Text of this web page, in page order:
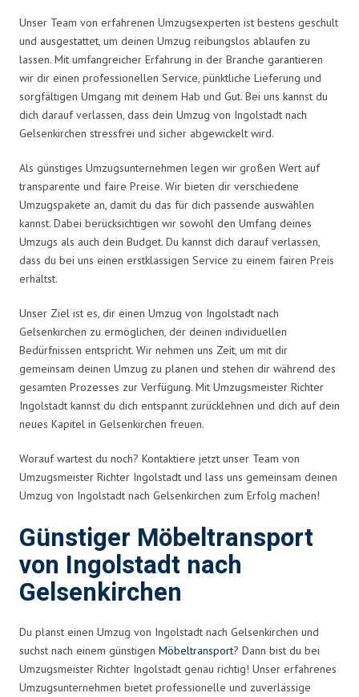
Unser Team von erfahrenen Umzugsexperten ist bestens geschult
und ausgestattet, um deinen Umzug reibungslos ablaufen zu
lassen. Mit umfangreicher Erfahrung in der Branche garantieren
wir dir einen professionellen Service, pünktliche Lieferung und
sorgfältigen Umgang mit deinem Hab und Gut. Bei uns kannst du
dich darauf verlassen, dass dein Umzug von Ingolstadt nach
Gelsenkirchen stressfrei und sicher abgewickelt wird.
Als günstiges Umzugsunternehmen legen wir großen Wert auf
transparente und faire Preise. Wir bieten dir verschiedene
Umzugspakete an, damit du das für dich passende auswählen
kannst. Dabei berücksichtigen wir sowohl den Umfang deines
Umzugs als auch dein Budget. Du kannst dich darauf verlassen,
dass du bei uns einen erstklassigen Service zu einem fairen Preis
erhältst.
Unser Ziel ist es, dir einen Umzug von Ingolstadt nach
Gelsenkirchen zu ermöglichen, der deinen individuellen
Bedürfnissen entspricht. Wir nehmen uns Zeit, um mit dir
gemeinsam deinen Umzug zu planen und stehen dir während des
gesamten Prozesses zur Verfügung. Mit Umzugsmeister Richter
Ingolstadt kannst du dich entspannt zurücklehnen und dich auf dein
neues Kapitel in Gelsenkirchen freuen.
Worauf wartest du noch? Kontaktiere jetzt unser Team von
Umzugsmeister Richter Ingolstadt und lass uns gemeinsam deinen
Umzug von Ingolstadt nach Gelsenkirchen zum Erfolg machen!
Günstiger Möbeltransport
von Ingolstadt nach
Gelsenkirchen
Du planst einen Umzug von Ingolstadt nach Gelsenkirchen und
suchst nach einem günstigen Möbeltransport? Dann bist du bei
Umzugsmeister Richter Ingolstadt genau richtig! Unser erfahrenes
Umzugsunternehmen bietet professionelle und zuverlässige